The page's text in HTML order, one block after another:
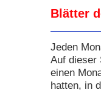
Blätter
Jeden
Auf dieser
einen
hatten, in